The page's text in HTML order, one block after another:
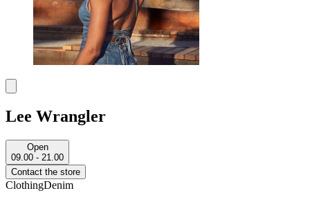
Lee Wrangler
Open
09.00 - 21.00
Contact the store
ClothingDenim